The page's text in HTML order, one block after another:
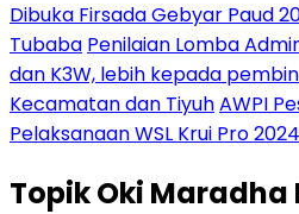
Dibuka Firsada Gebyar Paud
Tubaba Penilaian Lomba
dan K3W, lebih kepada
Kecamatan dan TiyuhAWPI
Pelaksanaan WSL Krui Pro 2024
TopikOki